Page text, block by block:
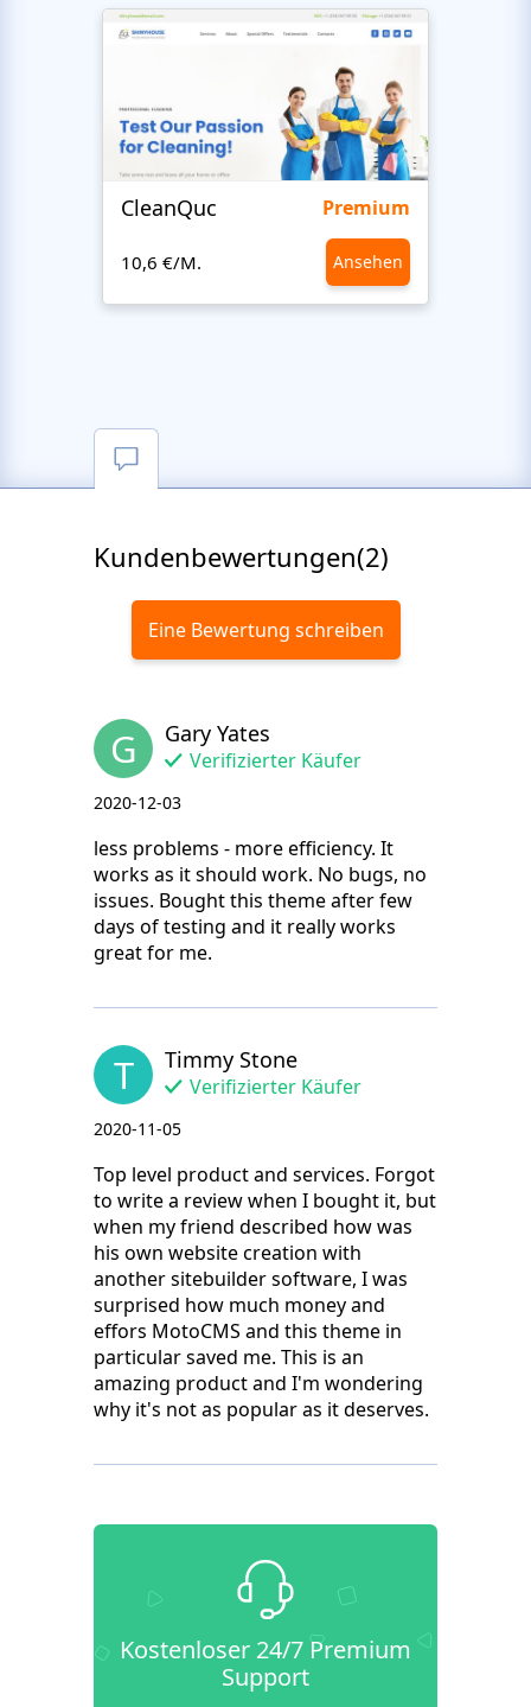
CleanQuc Premium
10,6 €/M. Ansehen
Kundenbewertungen(2)
Eine Bewertung schreiben
G Gary Yates
Verifizierter Käufer
2020-12-03
less problems - more efficiency. It
works as it should work. No bugs, no
issues. Bought this theme after few
days of testing and it really works
great for me.
T Timmy Stone
Verifizierter Käufer
2020-11-05
Top level product and services. Forgot
to write a review when I bought it, but
when my friend described how was
his own website creation with
another sitebuilder software, I was
surprised how much money and
effors MotoCMS and this theme in
particular saved me. This is an
amazing product and I'm wondering
why it's not as popular as it deserves.
Kostenloser 24/7 Premium
Support